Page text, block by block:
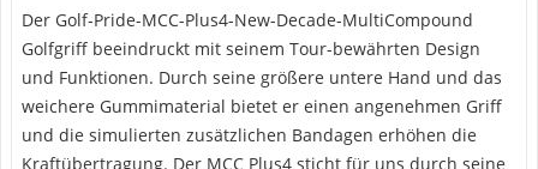
Der Golf-Pride-MCC-Plus4-New-Decade-MultiCompound
Golfgriff beeindruckt mit seinem Tour-bewährten Design
und Funktionen. Durch seine größere untere Hand und das
weichere Gummimaterial bietet er einen angenehmen Griff
und die simulierten zusätzlichen Bandagen erhöhen die
Kraftübertragung. Der MCC Plus4 sticht für uns durch seine